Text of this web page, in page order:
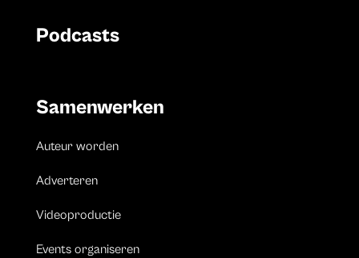
Podcasts
Samenwerken
Auteur worden
Adverteren
Videoproductie
Events organiseren